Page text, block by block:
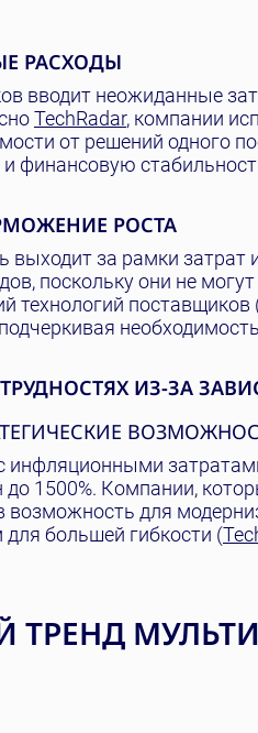
РАСХОДЫ
вводит неожиданные
TechRadar, компании
от решений одного
финансовую
РОСТА
за рамки затрат
поскольку они не
технологий поставщиков
ИЗ-ЗА
инфляционными
1500%. Компании,
возможность для
большей гибкости (
ТРЕНД